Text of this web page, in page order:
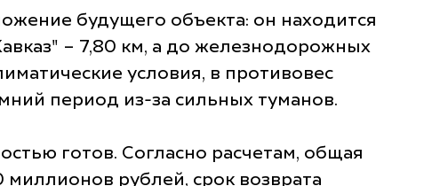
будущего объекта: он находится
– 7,80 км, а до железнодорожных
условия, в противовес
период из-за сильных туманов.
готов. Согласно расчетам, общая
рублей, срок возврата